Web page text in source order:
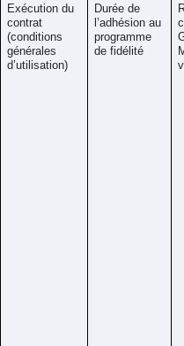
Exécution du
contrat
(conditions
générales
d’utilisation)
Durée de
l’adhésion au
programme
de fidélité